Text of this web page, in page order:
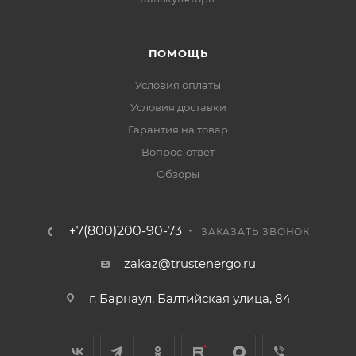
ПОМОЩЬ
Условия оплаты
Условия доставки
Гарантия на товар
Вопрос-ответ
Обзоры
+7(800)200-90-73 ЗАКАЗАТЬ ЗВОНОК
zakaz@trustenergo.ru
г. Барнаул, Балтийская улица, 84